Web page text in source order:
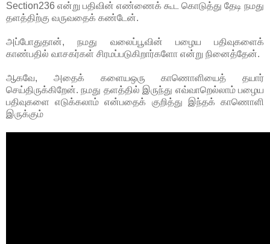
Section236 என்று பதிவின் எண்ணைக் கூட கொடுத்து தேடி நமது
தளத்திற்கு வருவதைக் கண்டேன்.
அப்போதுதான், நமது வலைப்பூவின் பழைய பதிவுகளைக்
காண்பதில் வாசகர்கள் சிரமப்படுகிறார்களோ என்று நினைத்தேன்.
ஆகவே, அதைக் களையஒரு காணொளியைத் தயார்
செய்திருக்கிறேன். நமது தளத்தில் இருந்து எவ்வாறெல்லாம் பழைய
பதிவுகளை எடுக்கலாம் என்பதைக் குறித்து இந்தக் காணொளி
இருக்கும்